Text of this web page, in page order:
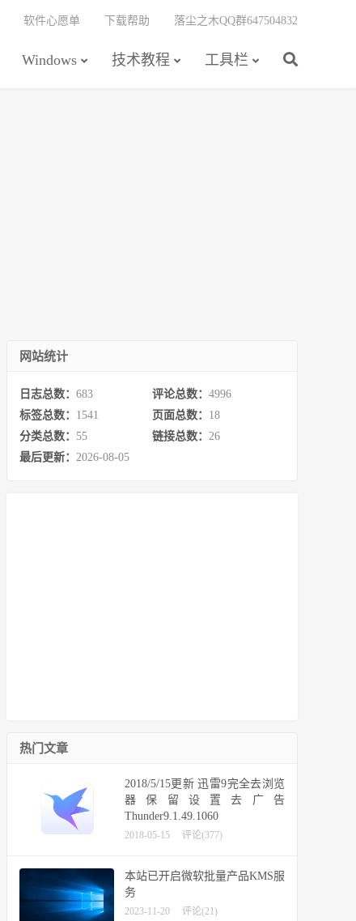
Windows 技术教程 工具栏
软件心愿单 下载帮助 落尘之木QQ群647504832
网站统计
日志总数： 683 评论总数： 4996
标签总数： 1541 页面总数： 18
分类总数： 55 链接总数： 26
最后更新： 2026-08-05
热门文章
2018/5/15更新 迅雷9完全去浏览
器保留设置去广告
Thunder9.1.49.1060
2018-05-15 评论(377)
本站已开启微软批量产品KMS服
务
2023-11-20 评论(21)